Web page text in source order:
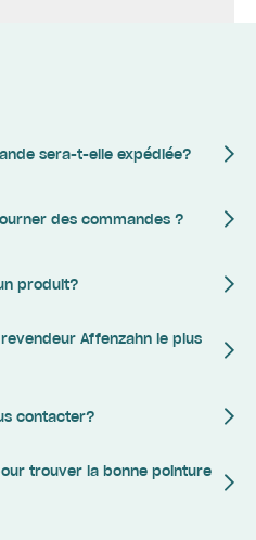
sera-t-elle expédiée?
des commandes ?
produit?
Affenzahn le plus
contacter?
trouver la bonne pointure